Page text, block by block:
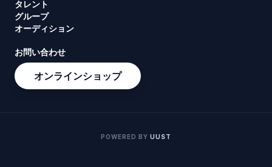
タレント
グループ
オーディション
お問い合わせ
オンラインショップ
POWERED BY UUST